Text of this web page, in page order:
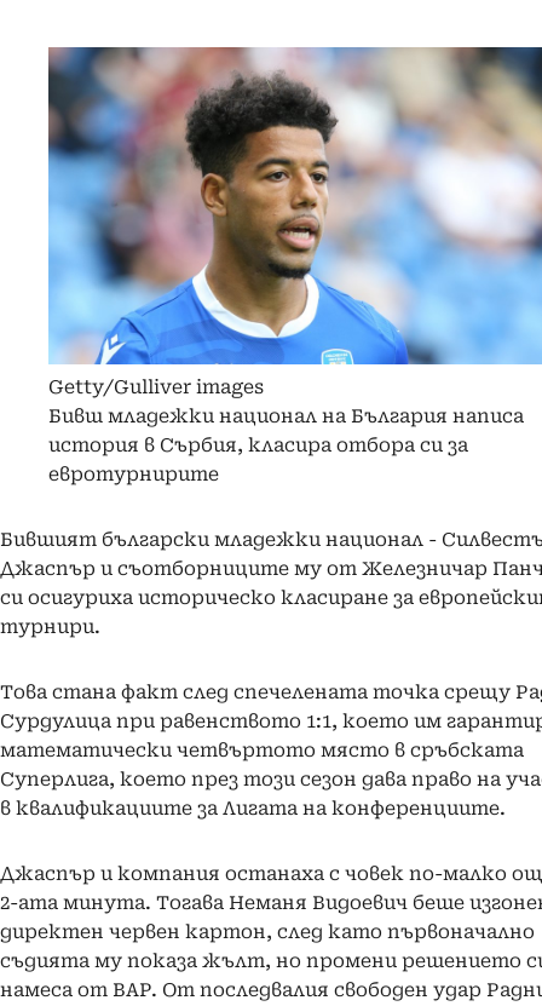
Getty/Gulliver images
Бивш младежки национал на България написа
история в Сърбия, класира отбора си за
евротурнирите
Бившият български младежки национал -
Джаспър и съотборниците му от Железничар
си осигуриха историческо класиране за
турнири.
Това стана факт след спечелената точка срещу
Сурдулица при равенството 1:1, което им
математически четвъртото място в сръбската
Суперлига, което през този сезон дава право на
в квалификациите за Лигата на конференциите.
Джаспър и компания останаха с човек по-малко
2-ата минута. Тогава Неманя Видоевич беше
директен червен картон, след като първоначално
съдията му показа жълт, но промени решението
намеса от ВАР. От последвалия свободен удар